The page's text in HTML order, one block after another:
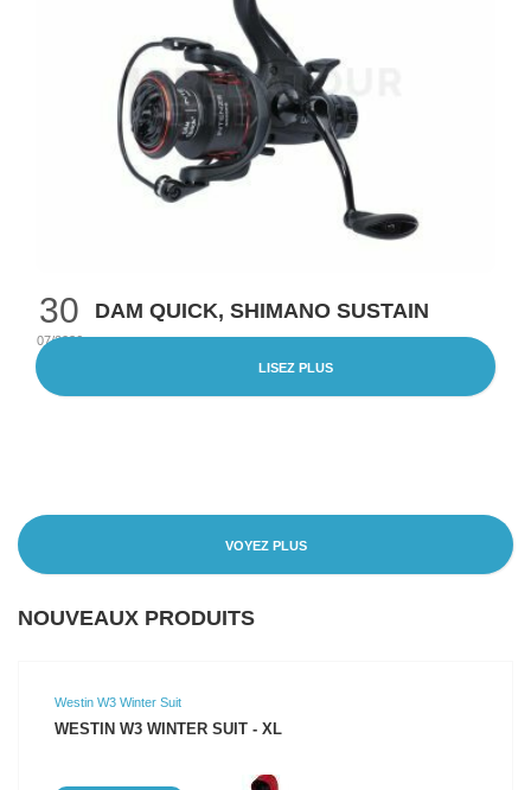
30
07/2026
DAM QUICK, SHIMANO SUSTAIN
LISEZ PLUS
VOYEZ PLUS
NOUVEAUX PRODUITS
Westin W3 Winter Suit
WESTIN W3 WINTER SUIT - XL